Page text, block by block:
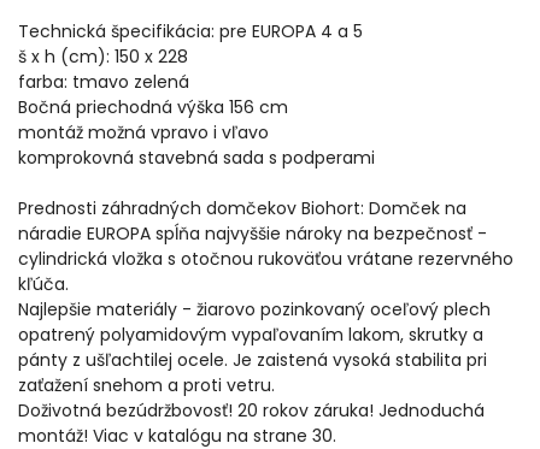
Technická špecifikácia: pre EUROPA 4 a 5
š x h (cm): 150 x 228
farba: tmavo zelená
Bočná priechodná výška 156 cm
montáž možná vpravo i vľavo
komprokovná stavebná sada s podperami
Prednosti záhradných domčekov Biohort: Domček na
náradie EUROPA spĺňa najvyššie nároky na bezpečnosť -
cylindrická vložka s otočnou rukoväťou vrátane rezervného
kľúča.
Najlepšie materiály - žiarovo pozinkovaný oceľový plech
opatrený polyamidovým vypaľovaním lakom, skrutky a
pánty z ušľachtilej ocele. Je zaistená vysoká stabilita pri
zaťažení snehom a proti vetru.
Doživotná bezúdržbovosť! 20 rokov záruka! Jednoduchá
montáž! Viac v katalógu na strane 30.